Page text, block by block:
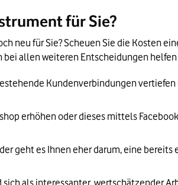
für Sie?
neu für Sie? Scheuen Sie die Kosten
bei allen weiteren Entscheidungen helfen
Kundenverbindungen
erhöhen oder dieses mittels
geht es Ihnen eher darum, eine bereits